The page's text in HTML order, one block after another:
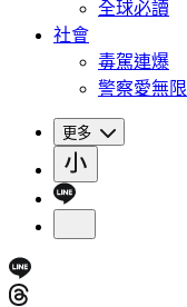
全球必讀
社會
毒駕連爆
警察愛無限
更多